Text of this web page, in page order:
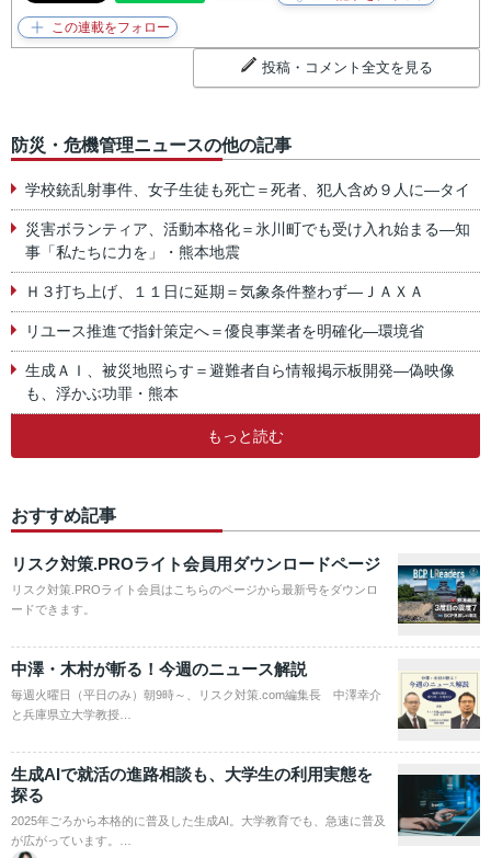
投稿・コメント全文を見る
防災・危機管理ニュースの他の記事
学校銃乱射事件、女子生徒も死亡＝死者、犯人含め９人に―タイ
災害ボランティア、活動本格化＝氷川町でも受け入れ始まる―知
事「私たちに力を」・熊本地震
Ｈ３打ち上げ、１１日に延期＝気象条件整わず―ＪＡＸＡ
リユース推進で指針策定へ＝優良事業者を明確化―環境省
生成ＡＩ、被災地照らす＝避難者自ら情報掲示板開発―偽映像
も、浮かぶ功罪・熊本
もっと読む
おすすめ記事
リスク対策.PROライト会員用ダウンロードページ
リスク対策.PROライト会員はこちらのページから最新号をダウンロ
ードできます。
中澤・木村が斬る！今週のニュース解説
毎週火曜日（平日のみ）朝9時～、リスク対策.com編集長 中澤幸介
と兵庫県立大学教授…
生成AIで就活の進路相談も、大学生の利用実態を
探る
2025年ごろから本格的に普及した生成AI。大学教育でも、急速に普及
が広がっています。…